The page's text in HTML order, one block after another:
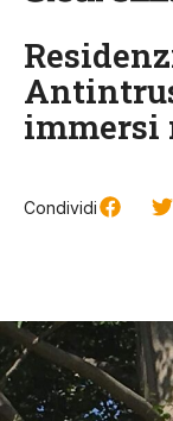
immersi
Condividi